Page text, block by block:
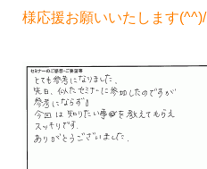
様応援お願いいたします(^^)/